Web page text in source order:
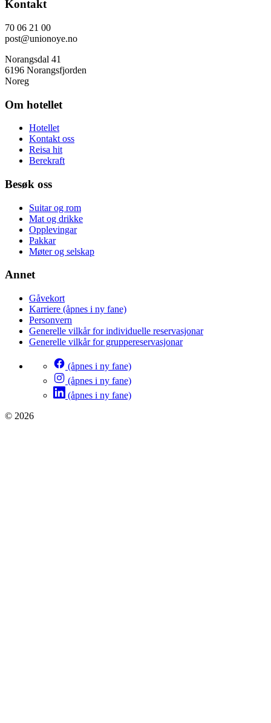
Kontakt
70 06 21 00
post@unionoye.no
Norangsdal 41
6196 Norangsfjorden
Noreg
Om hotellet
Hotellet
Kontakt oss
Reisa hit
Berekraft
Besøk oss
Suitar og rom
Mat og drikke
Opplevingar
Pakkar
Møter og selskap
Annet
Gåvekort
Karriere (åpnes i ny fane)
Personvern
Generelle vilkår for individuelle reservasjonar
Generelle vilkår for gruppereservasjonar
(åpnes i ny fane)
(åpnes i ny fane)
(åpnes i ny fane)
© 2026